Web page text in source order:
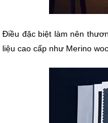
Điều đặc biệt làm nên
liệu cao cấp như Merino